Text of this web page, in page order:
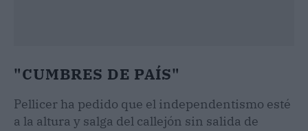
"CUMBRES DE PAÍS"
Pellicer ha pedido que el independentismo esté
a la altura y salga del callejón sin salida de